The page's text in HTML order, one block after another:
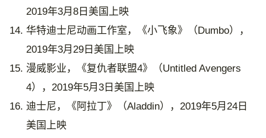
2019年3月8日美国上映
华特迪士尼动画工作室，《小飞象》（Dumbo），
2019年3月29日美国上映
漫威影业，《复仇者联盟4》（Untitled Avengers
4），2019年5月3日美国上映
迪士尼，《阿拉丁》（Aladdin），2019年5月24日
美国上映